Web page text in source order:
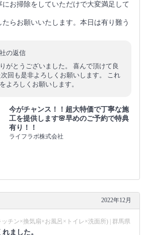
お掃除をしていただけで大変満足して
たらお願いいたします。本日は有り難う
の返信
がとうございました。 喜んで頂けて良
回も是非よろしくお願いします。 これ
よろしくお願いします。
今がチャンス！！超大特価で丁寧な施
工を提供します🌸早めのご予約で特典
有り！！
ライフラボ株式会社
2022年12月
チン×換気扇×お風呂×トイレ×洗面所) | 群馬県
ました。